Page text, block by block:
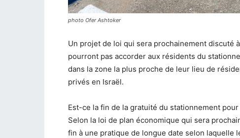
photo Ofer Ashtoker
Un projet de loi qui sera prochainement discuté
pourront pas accorder aux résidents du
dans la zone la plus proche de leur lieu de
privés en Israël.
Est-ce la fin de la gratuité du stationnement
Selon la loi de plan économique qui sera
fin à une pratique de longue date selon